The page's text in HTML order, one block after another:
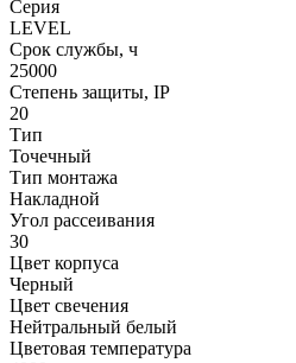
Серия
LEVEL
Срок службы, ч
25000
Степень защиты, IP
20
Тип
Точечный
Тип монтажа
Накладной
Угол рассеивания
30
Цвет корпуса
Черный
Цвет свечения
Нейтральный белый
Цветовая температура